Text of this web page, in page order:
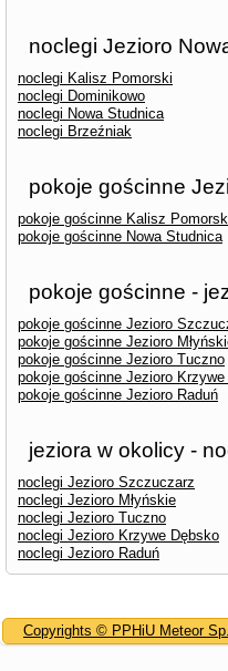
noclegi Jezioro
noclegi Kalisz Pomorski
noclegi Dominikowo
noclegi Nowa Studnica
noclegi Brzeźniak
pokoje gościnne
pokoje gościnne Kalisz
pokoje gościnne Nowa Studnica
pokoje gościnne -
pokoje gościnne Jezioro
pokoje gościnne Jezioro
pokoje gościnne Jezioro Tuczno
pokoje gościnne Jezioro
pokoje gościnne Jezioro Raduń
jeziora w okolicy -
noclegi Jezioro Szczuczarz
noclegi Jezioro Młyńskie
noclegi Jezioro Tuczno
noclegi Jezioro Krzywe Dębsko
noclegi Jezioro Raduń
Copyrights © PPHiU Meteor